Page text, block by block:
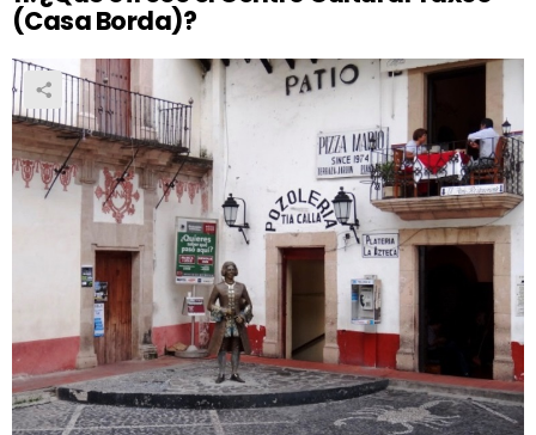
(Casa Borda)?